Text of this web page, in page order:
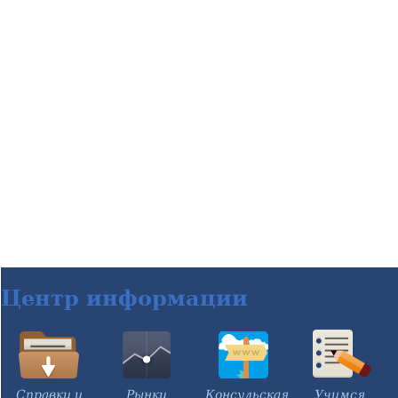
Центр информации
Справки и Рынки Консульская Учимся